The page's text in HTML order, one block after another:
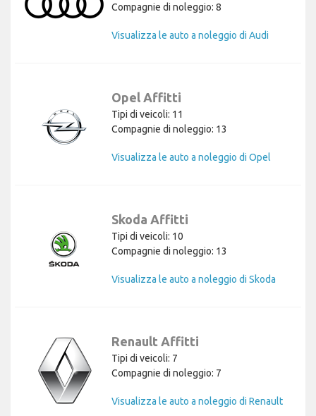
Compagnie di noleggio: 8
Visualizza le auto a noleggio di Audi
Opel Affitti
Tipi di veicoli: 11
Compagnie di noleggio: 13
Visualizza le auto a noleggio di Opel
Skoda Affitti
Tipi di veicoli: 10
Compagnie di noleggio: 13
Visualizza le auto a noleggio di Skoda
Renault Affitti
Tipi di veicoli: 7
Compagnie di noleggio: 7
Visualizza le auto a noleggio di Renault